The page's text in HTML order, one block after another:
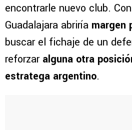
encontrarle nuevo club.
Guadalajara abriría margen
buscar el fichaje de un
reforzar alguna otra
estratega argentino.